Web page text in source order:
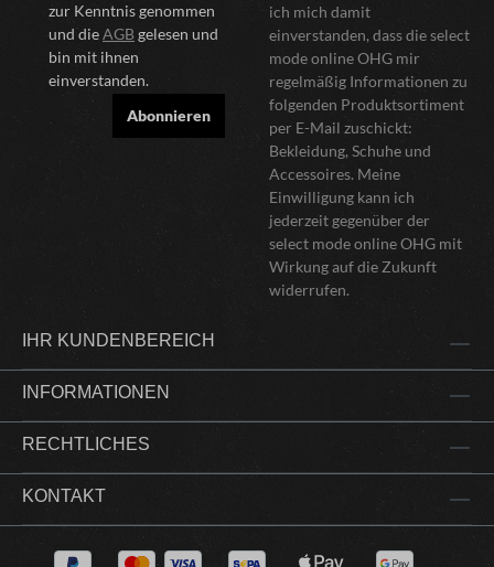
zur Kenntnis genommen
und dieAGBgelesen und
bin mit ihnen
einverstanden.
Abonnieren
ich mich damit
einverstanden, dass die select
mode online OHG mir
regelmäßig Informationen zu
folgenden Produktsortiment
per E-Mail zuschickt:
Bekleidung, Schuhe und
Accessoires. Meine
Einwilligung kann ich
jederzeit gegenüber der
select mode online OHG mit
Wirkung auf die Zukunft
widerrufen.
IHR KUNDENBEREICH
INFORMATIONEN
RECHTLICHES
KONTAKT